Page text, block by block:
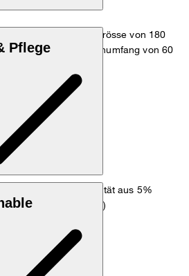
36 bei einer Körpergrösse von 180
83 cm, einem Taillenumfang von 60
Pflege
Dopio-Crêpe-Qualität aus 5%
Polyester (recycled)